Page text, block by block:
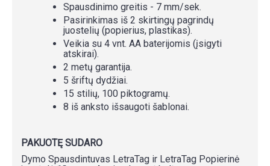
Spausdinimo greitis - 7 mm/sek.
Pasirinkimas iš 2 skirtingų pagrindų
juostelių (popierius, plastikas).
Veikia su 4 vnt. AA baterijomis (įsigyti
atskirai).
2 metų garantija.
5 šriftų dydžiai.
15 stilių, 100 piktogramų.
8 iš anksto išsaugoti šablonai.
PAKUOTĘ SUDARO
Dymo Spausdintuvas LetraTag ir LetraTag Popierinė